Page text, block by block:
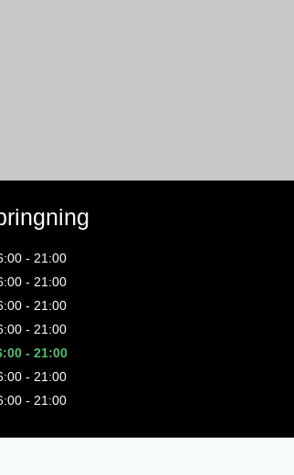
- 21:00
- 21:00
- 21:00
- 21:00
- 21:00
- 21:00
- 21:00